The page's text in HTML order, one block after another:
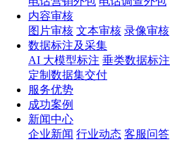
内容审核
图片审核 文本审核 录像审核
数据标注及采集
AI 大模型标注 垂类数据标注
定制数据集交付
服务优势
成功案例
新闻中心
企业新闻 行业动态 客服问答